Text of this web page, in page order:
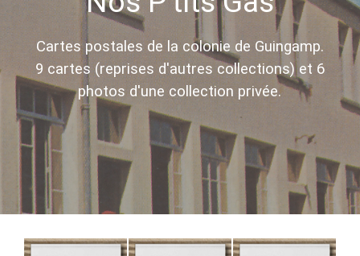
Cartes postales de la colonie de Guingamp.
9 cartes (reprises d'autres collections) et 6
photos d'une collection privée.